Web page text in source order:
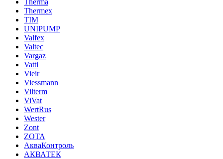
Therma
Thermex
TIM
UNIPUMP
Valfex
Valtec
Vargaz
Vatti
Vieir
Viessmann
Vilterm
ViVat
WertRus
Wester
Zont
ZOTA
АкваКонтроль
АКВАТЕК